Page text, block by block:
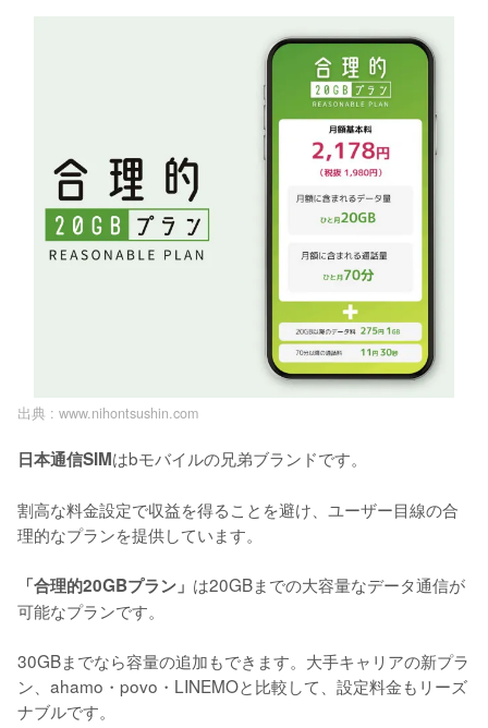
出典 : www.nihontsushin.com
日本通信SIMはbモバイルの兄弟ブランドです。
割高な料金設定で収益を得ることを避け、ユーザー目線の合
理的なプランを提供しています。
「合理的20GBプラン」 は20GBまでの大容量なデータ通信が
可能なプランです。
30GBまでなら容量の追加もできます。大手キャリアの新プラ
ン、ahamo・povo・LINEMOと比較して、設定料金もリーズ
ナブルです。